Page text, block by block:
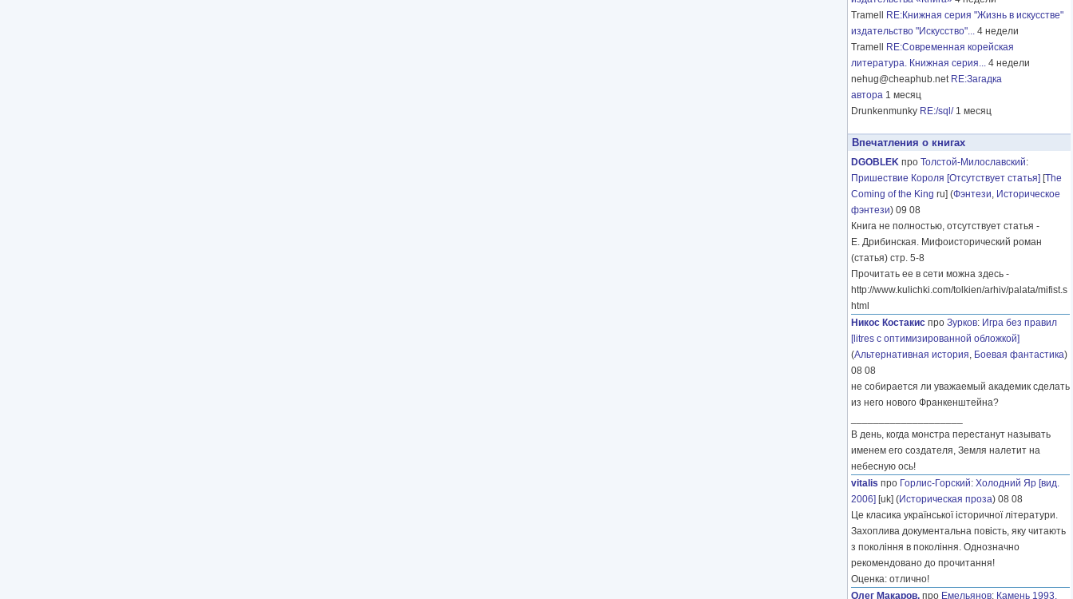
Tramell
RE:Книжная серия "Жизнь в искусстве"
издательство "Искусство"... 4 недели
Tramell
RE:Современная корейская
литература. Книжная серия... 4 недели
nehug@cheaphub.net RE:Загадка
автора 1 месяц
Drunkenmunky RE:/sql/ 1 месяц
Впечатления о книгах
DGOBLEK про Толстой-Милославский:
Пришествие Короля [Отсутствует статья] [The
Coming of the King ru] (Фэнтези, Историческое
фэнтези) 09 08
Книга не полностью, отсутствует статья -
Е. Дрибинская. Мифоисторический роман
(статья) стр. 5-8
Прочитать ее в сети можна здесь -
http://www.kulichki.com/tolkien/arhiv/palata/mifist.s
html
Никос Костакис про Зурков: Игра без правил
[litres с оптимизированной обложкой]
(Альтернативная история, Боевая фантастика)
08 08
не собирается ли уважаемый академик сделать
из него нового Франкенштейна?
В день, когда монстра перестанут называть
именем его создателя, Земля налетит на
небесную ось!
vitalis про Горлис-Горский: Холодний Яр [вид.
2006] [uk] (Историческая проза) 08 08
Це класика української історичної літератури.
Захоплива документальна повість, яку читають
з покоління в покоління. Однозначно
рекомендовано до прочитання!
Оценка: отлично!
Олег Макаров. про Емельянов: Камень 1993.